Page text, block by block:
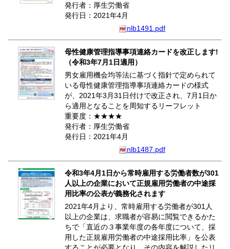
発行者：厚生労働省
発行日：2021年4月
nlb1491.pdf
母性健康管理指導事項連絡カードを改正します!
（令和3年7月1日適用）
男女雇用機会均等法に基づく指針で定められて
いる母性健康管理指導事項連絡カードの様式
が、2021年3月31日付けで改正され、7月1日か
ら適用となることを周知するリーフレット
重要度：★★★★
発行者：厚生労働省
発行日：2021年4月
nlb1487.pdf
令和3年4月1日から常時雇用する労働者数が301
人以上の企業において正規雇用労働者の中途採
用比率の公表が義務化されます
2021年4月より、常時雇用する労働者が301人
以上の企業は、求職者が容易に閲覧できるかた
ちで「直近の３事業年度の各年度について、採
用した正規雇用労働者の中途採用比率」を公表